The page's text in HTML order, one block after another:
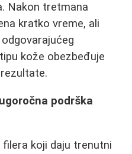
Nakon tretmana
kratko vreme, ali
kože obezbeđuje
podrška
koji daju trenutni